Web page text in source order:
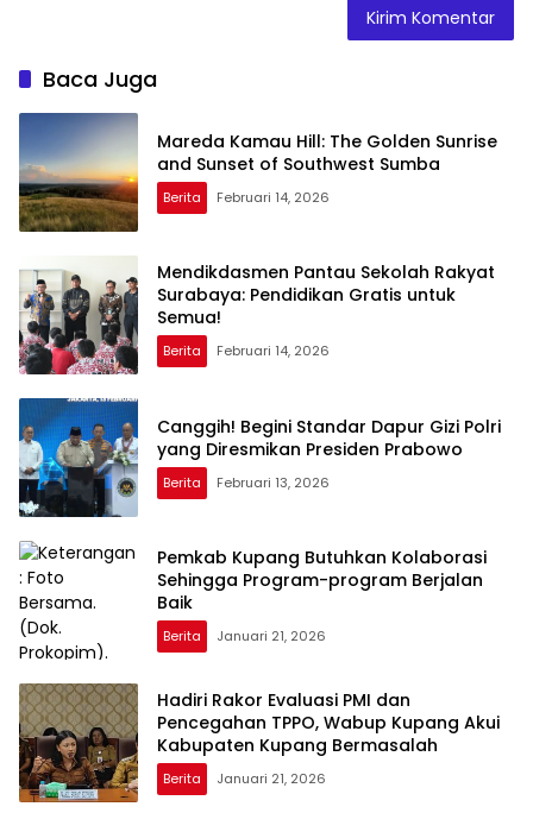
Baca Juga
Mareda Kamau Hill: The Golden Sunrise
and Sunset of Southwest Sumba
Berita Februari 14, 2026
Mendikdasmen Pantau Sekolah Rakyat
Surabaya: Pendidikan Gratis untuk
Semua!
Berita Februari 14, 2026
Canggih! Begini Standar Dapur Gizi Polri
yang Diresmikan Presiden Prabowo
Berita Februari 13, 2026
Pemkab Kupang Butuhkan Kolaborasi
Sehingga Program-program Berjalan
Baik
Berita Januari 21, 2026
Hadiri Rakor Evaluasi PMI dan
Pencegahan TPPO, Wabup Kupang Akui
Kabupaten Kupang Bermasalah
Berita Januari 21, 2026